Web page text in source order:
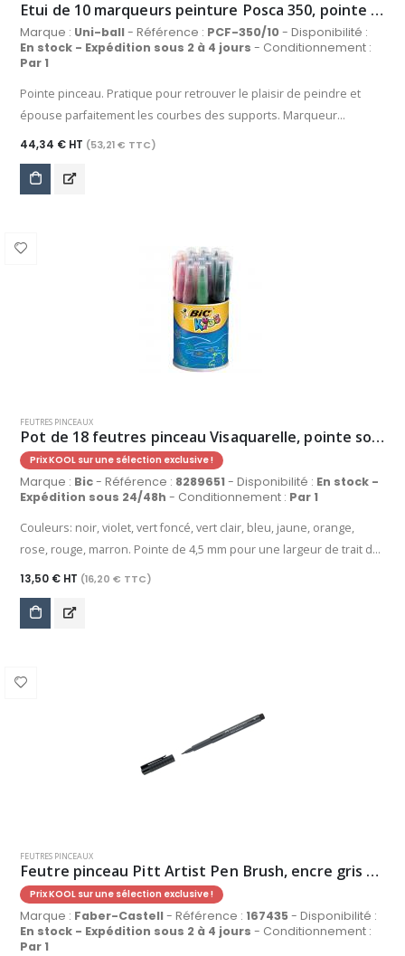
Etui de 10 marqueurs peinture Posca 350, pointe pinceau 1 à 10 mm, coloris assortis
Marque : Uni-ball- Référence : PCF-350/10 - Disponibilité :
En stock - Expédition sous 2 à 4 jours - Conditionnement :
Par 1
Pointe pinceau. Pratique pour retrouver le plaisir de peindre et
épouse parfaitement les courbes des supports. Marqueur
peinture à base d’eau tout support pour peindre, colorer,
référence de tous les artistes et amateurs pour s’exprimer en
pointes, le Posca est un incontournable dans le domaine de la
44,34 € HT (53,21 € TTC)
FEUTRES PINCEAUX
Pot de 18 feutres pinceau Visaquarelle, pointe souple, coloris assortis
Prix KOOL sur une sélection exclusive !
Marque : Bic- Référence : 8289651- Disponibilité : En stock -
Expédition sous 24/48h - Conditionnement : Par 1
Couleurs: noir, violet, vert foncé, vert clair, bleu, jaune, orange,
rose, rouge, marron. Pointe de 4,5 mm pour une largeur de trait de
1,7 mm. Encre lavable, sans danger. Capuchon ventilé. A partir de 5
13,50 € HT (16,20 € TTC)
FEUTRES PINCEAUX
Feutre pinceau Pitt Artist Pen Brush, encre gris froid VI
Prix KOOL sur une sélection exclusive !
Marque : Faber-Castell- Référence : 167435 - Disponibilité :
En stock - Expédition sous 2 à 4 jours - Conditionnement :
Par 1